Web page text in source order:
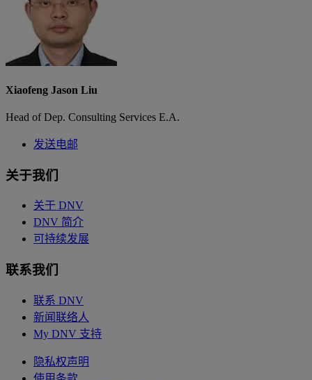
Xiaofeng Jason Liu
Head of Dep. Consulting Services E.A.
发送电邮
关于我们
关于 DNV
DNV 简介
可持续发展
联系我们
联系 DNV
新闻联络人
My DNV 支持
隐私权声明